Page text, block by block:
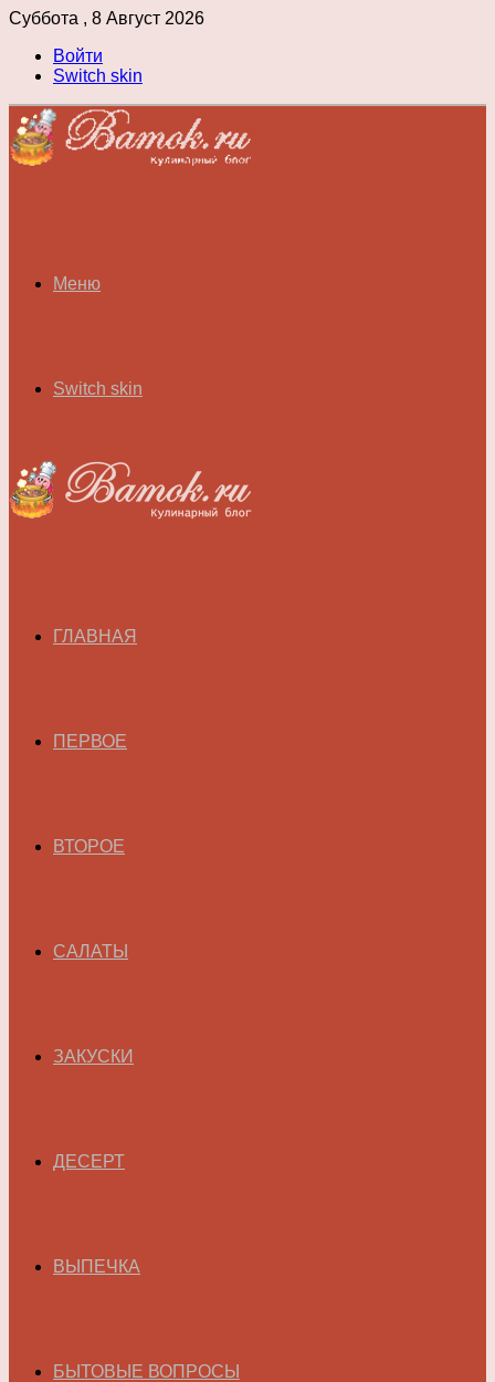
Суббота , 8 Август 2026
Войти
Switch skin
Меню
Switch skin
ГЛАВНАЯ
ПЕРВОЕ
ВТОРОЕ
САЛАТЫ
ЗАКУСКИ
ДЕСЕРТ
ВЫПЕЧКА
БЫТОВЫЕ ВОПРОСЫ